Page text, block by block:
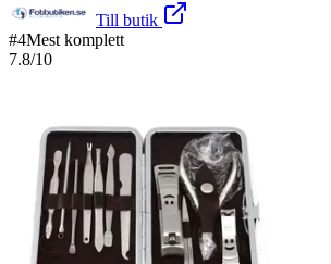
Till butik
#4Mest komplett
7.8/10